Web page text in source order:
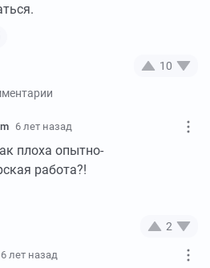
10
6 лет назад
плоха опытно-
работа?!
2
6 лет назад